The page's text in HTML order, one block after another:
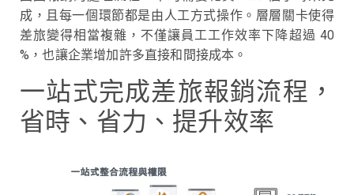
成，且每一個環節都是由人工方式操作。層層關卡使得
差旅變得相當複雜，不僅讓員工工作效率下降超過 40
%，也讓企業增加許多直接和間接成本。
一站式完成差旅報銷流程，
省時、省力、提升效率